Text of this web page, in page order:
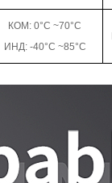
КОМ: 0°C ~70°C
ИНД: -40°C ~85°C